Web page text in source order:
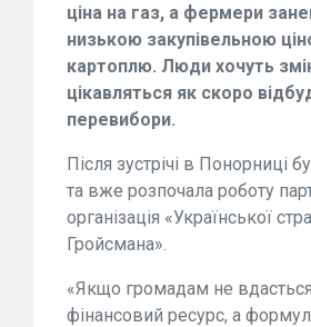
ціна на газ, а фермери
низькою закупівельною
картоплю. Люди хочуть
цікавляться як скоро
перевибори.
Після зустрічі в Понорниці
та вже розпочала роботу
організація «Української
Гройсмана».
«Якщо громадам не вдасться
фінансовий ресурс, а